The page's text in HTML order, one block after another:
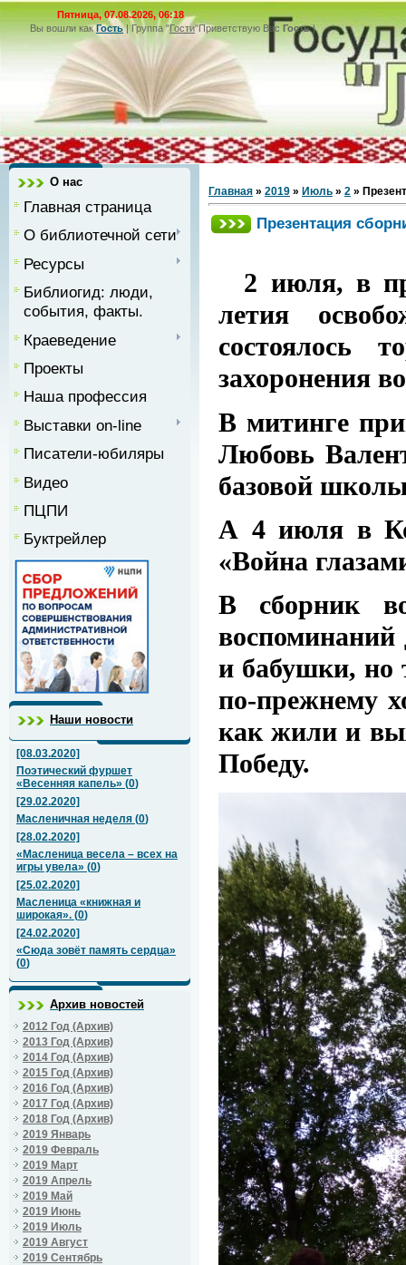
Пятница, 07.08.2026, 06:18
Вы вошли как Гость|Группа"Гости"Приветствую Вас Гость|
О нас
Главная страница
О библиотечной сети
Ресурсы
Библиогид: люди,
события, факты.
Краеведение
Проекты
Наша профессия
Выставки on-line
Писатели-юбиляры
Видео
ПЦПИ
Буктрейлер
Наши новости
[08.03.2020]
Поэтический фуршет
«Весенняя капель» (0)
[29.02.2020]
Масленичная неделя (0)
[28.02.2020]
«Масленица весела – всех на
игры увела» (0)
[25.02.2020]
Масленица «книжная и
широкая». (0)
[24.02.2020]
«Сюда зовёт память сердца»
(0)
Архив новостей
2012 Год (Архив)
2013 Год (Архив)
2014 Год (Архив)
2015 Год (Архив)
2016 Год (Архив)
2017 Год (Архив)
2018 Год (Архив)
2019 Январь
2019 Февраль
2019 Март
2019 Апрель
2019 Май
2019 Июнь
2019 Июль
2019 Август
2019 Сентябрь
Главная » 2019 » Июль » 2 »
Презентация
2 июля, в
летия
состоялось
захоронения
В митинге
Любовь
базовой
А 4 июля в
«Война
В сборник
и бабушки, но
по-прежнему
как жили и
Победу.